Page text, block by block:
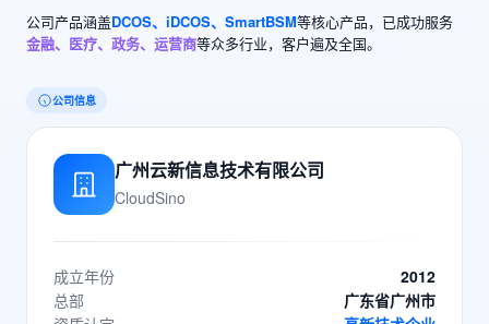
公司产品涵盖DCOS、iDCOS、SmartBSM等核心产品，已成功服务
金融、医疗、政务、运营商等众多行业，客户遍及全国。
公司信息
广州云新信息技术有限公司
CloudSino
成立年份
2012
总部
广东省广州市